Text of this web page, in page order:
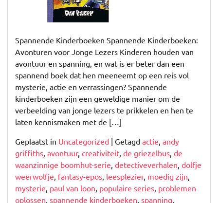
voor
Jonge
Spannende Kinderboeken Spannende Kinderboeken:
Avonturen voor Jonge Lezers Kinderen houden van
avontuur en spanning, en wat is er beter dan een
spannend boek dat hen meeneemt op een reis vol
mysterie, actie en verrassingen? Spannende
kinderboeken zijn een geweldige manier om de
verbeelding van jonge lezers te prikkelen en hen te
laten kennismaken met de […]
Geplaatst in Uncategorized | Getagd actie, andy
griffiths, avontuur, creativiteit, de griezelbus, de
waanzinnige boomhut-serie, detectiveverhalen, dolfje
weerwolfje, fantasy-epos, leesplezier, moedig zijn,
mysterie, paul van loon, populaire series, problemen
oplossen, spannende kinderboeken, spanning,